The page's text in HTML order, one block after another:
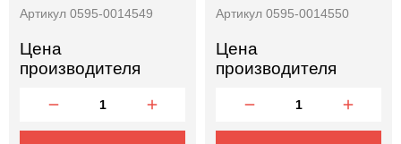
Артикул 0595-0014549
Цена
производителя
Артикул 0595-0014550
Цена
производителя